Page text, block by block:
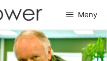
Meny